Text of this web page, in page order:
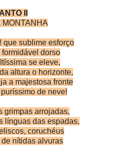
II
MONTANHA
que sublime esforço
formidável dorso
se eleve,
altura o horizonte,
a majestosa fronte
de neve!
grimpas arrojadas,
línguas das espadas,
coruchéus
nítidas alvuras